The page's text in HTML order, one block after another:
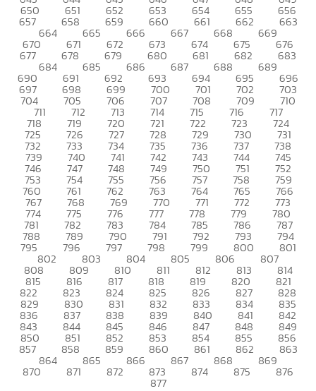
650 651 652 653 654 655 656
657 658 659 660 661 662 663
664 665 666 667 668 669
670 671 672 673 674 675 676
677 678 679 680 681 682 683
684 685 686 687 688 689
690 691 692 693 694 695 696
697 698 699 700 701 702 703
704 705 706 707 708 709 710
711 712 713 714 715 716 717
718 719 720 721 722 723 724
725 726 727 728 729 730 731
732 733 734 735 736 737 738
739 740 741 742 743 744 745
746 747 748 749 750 751 752
753 754 755 756 757 758 759
760 761 762 763 764 765 766
767 768 769 770 771 772 773
774 775 776 777 778 779 780
781 782 783 784 785 786 787
788 789 790 791 792 793 794
795 796 797 798 799 800 801
802 803 804 805 806 807
808 809 810 811 812 813 814
815 816 817 818 819 820 821
822 823 824 825 826 827 828
829 830 831 832 833 834 835
836 837 838 839 840 841 842
843 844 845 846 847 848 849
850 851 852 853 854 855 856
857 858 859 860 861 862 863
864 865 866 867 868 869
870 871 872 873 874 875 876
877